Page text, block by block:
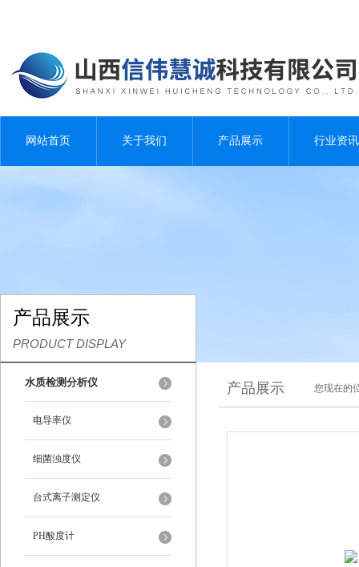
网站首页 关于我们 产品展示 行业资讯
产品展示
PRODUCT DISPLAY
水质检测分析仪
电导率仪
细菌浊度仪
台式离子测定仪
PH酸度计
产品展示 您现在的